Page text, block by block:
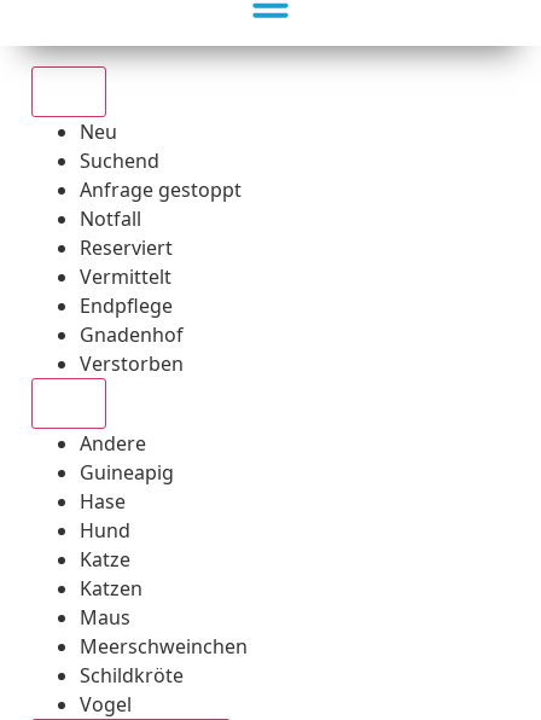
Neu
Suchend
Anfrage gestoppt
Notfall
Reserviert
Vermittelt
Endpflege
Gnadenhof
Verstorben
Andere
Guineapig
Hase
Hund
Katze
Katzen
Maus
Meerschweinchen
Schildkröte
Vogel